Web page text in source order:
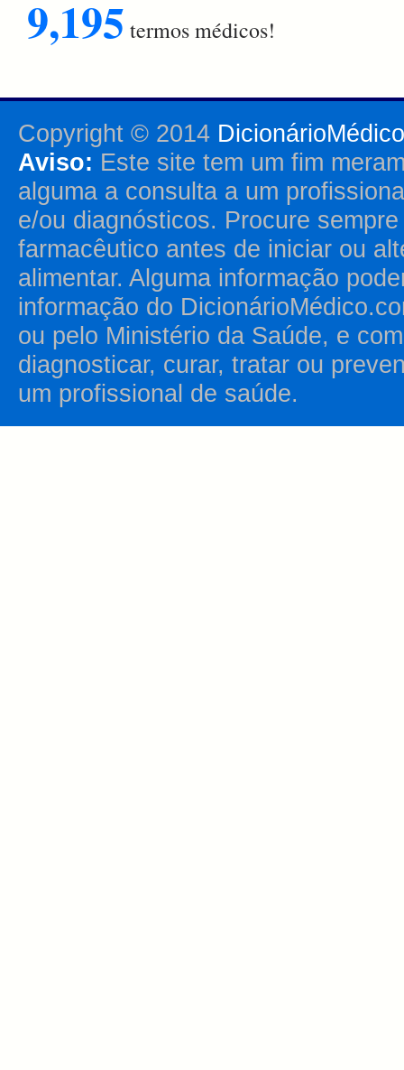
9,195 termos médicos!
Copyright © 2014
Aviso: Este site tem um fim
alguma a consulta a um
e/ou diagnósticos. Procure
farmacêutico antes de iniciar ou
alimentar. Alguma informação
informação do
ou pelo Ministério da Saúde, e
diagnosticar, curar, tratar ou
um profissional de saúde.